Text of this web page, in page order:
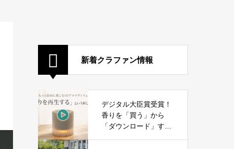
新着クラファン情報
デジタル大臣賞受賞！
香りを「買う」から
「ダウンロード」する